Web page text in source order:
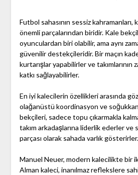
Futbol sahasının sessiz kahramanları,
önemli parçalarından biridir. Kale
oyunculardan biri olabilir, ama aynı
güvenilir destekçileridir. Bir maçın
kurtarışlar yapabilirler ve takımlarının
katkı sağlayabilirler.
En iyi kalecilerin özellikleri arasında
olağanüstü koordinasyon ve
bekçileri, sadece topu çıkarmakla
takım arkadaşlarına liderlik ederler ve
parçası olarak sahada varlık gösterirler.
Manuel Neuer, modern kalecilikte bir
Alman kaleci, inanılmaz reflekslere